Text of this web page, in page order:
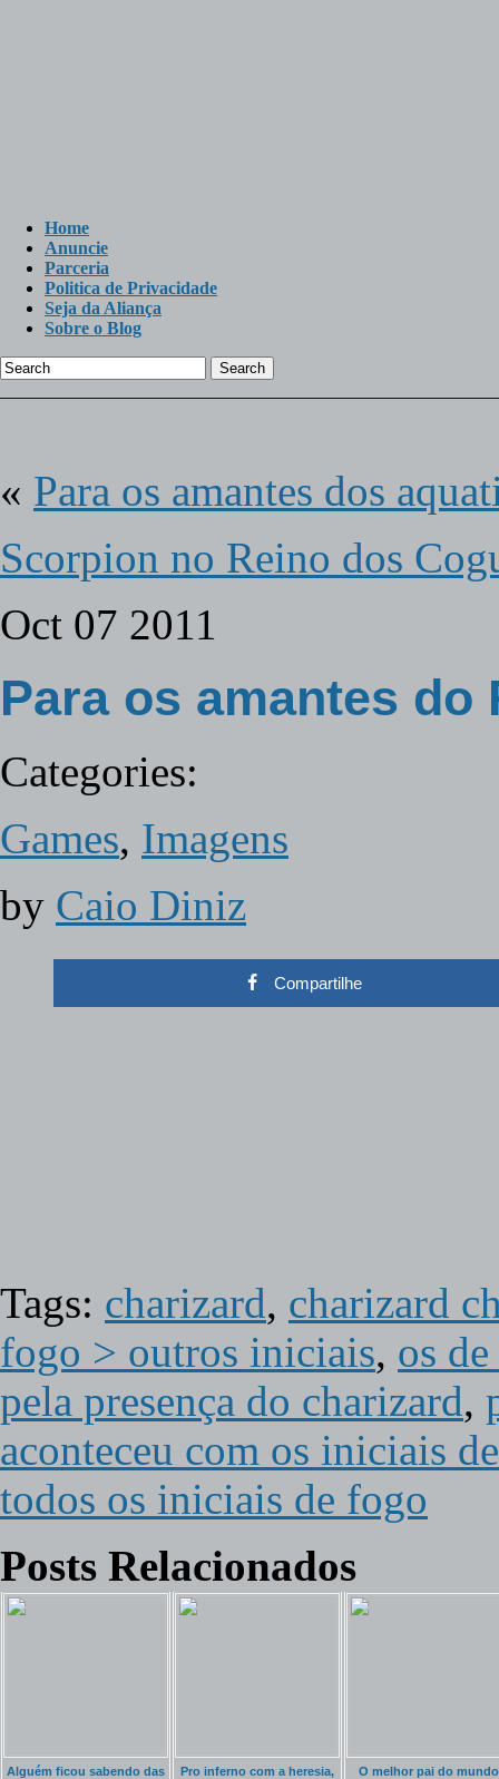
Home
Anuncie
Parceria
Politica de Privacidade
Seja da Aliança
Sobre o Blog
Search
« Para os amantes dos
Scorpion no Reino dos
Oct 07 2011
Para os amantes do
Categories:
Games, Imagens
by Caio Diniz
Compartilhe
Tags: charizard, charizard
fogo > outros iniciais, os
pela presença do charizard,
aconteceu com os iniciais
todos os iniciais de fogo
Posts Relacionados
Alguém ficou sabendo das
Pro inferno com a heresia,
O melhor pai do mundo